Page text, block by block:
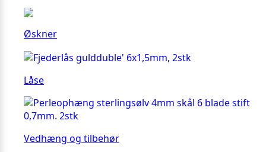
Øskner
Låse
Vedhæng og tilbehør